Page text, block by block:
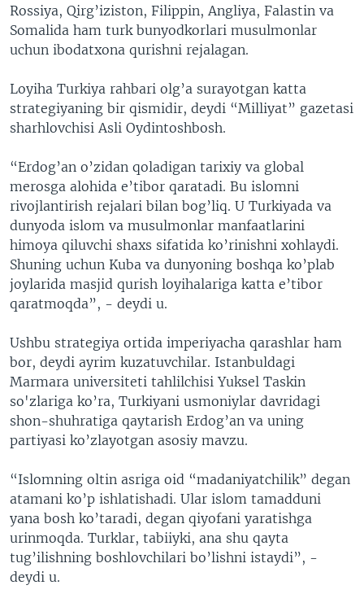
Rossiya, Qirg’iziston, Filippin, Angliya, Falastin va
Somalida ham turk bunyodkorlari musulmonlar
uchun ibodatxona qurishni rejalagan.
Loyiha Turkiya rahbari olg’a surayotgan katta
strategiyaning bir qismidir, deydi “Milliyat” gazetasi
sharhlovchisi Asli Oydintoshbosh.
“Erdog’an o’zidan qoladigan tarixiy va global
merosga alohida e’tibor qaratadi. Bu islomni
rivojlantirish rejalari bilan bog’liq. U Turkiyada va
dunyoda islom va musulmonlar manfaatlarini
himoya qiluvchi shaxs sifatida ko’rinishni xohlaydi.
Shuning uchun Kuba va dunyoning boshqa ko’plab
joylarida masjid qurish loyihalariga katta e’tibor
qaratmoqda”, - deydi u.
Ushbu strategiya ortida imperiyacha qarashlar ham
bor, deydi ayrim kuzatuvchilar. Istanbuldagi
Marmara universiteti tahlilchisi Yuksel Taskin
so'zlariga ko’ra, Turkiyani usmoniylar davridagi
shon-shuhratiga qaytarish Erdog’an va uning
partiyasi ko’zlayotgan asosiy mavzu.
“Islomning oltin asriga oid “madaniyatchilik” degan
atamani ko’p ishlatishadi. Ular islom tamadduni
yana bosh ko’taradi, degan qiyofani yaratishga
urinmoqda. Turklar, tabiiyki, ana shu qayta
tug’ilishning boshlovchilari bo’lishni istaydi”, -
deydi u.